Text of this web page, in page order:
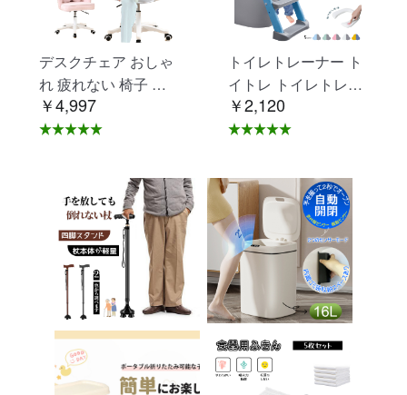
デスクチェア おしゃ
れ 疲れない 椅子 白
ホワイト デスクチェ
ア 疲れにくい 学習椅
学習チェア オフィス
チェア パソコンチェ
ア ベロア調 インテリ
ア 椅子 イス 在宅ワ
ーク アシェル ブリリ
アント C-56
￥4,997
トイレトレーナー ト
イトレ トイレトレー
ニング トイレ 練習
折りたたみ おまる 補
供用 便座 トイレ補助
踏み台 男の子 女の子
子供 子ども トイトレ
送料無料 ステップ ス
テップ台 トイレ D-2
8
￥2,120